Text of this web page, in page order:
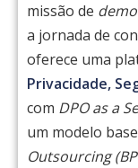
missão de
a jornada de
oferece uma
Privacidade,
com DPO as a
um modelo
Outsourcing